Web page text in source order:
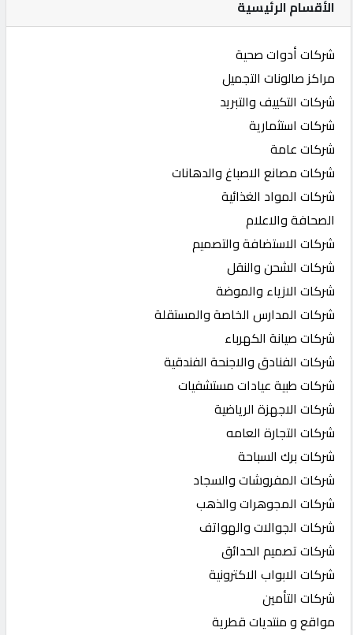
الأقسام الرئيسية
شركات أدوات صحية
مراكز صالونات التجميل
شركات التكييف والتبريد
شركات استثمارية
شركات عامة
شركات مصانع الاصباغ والدهانات
شركات المواد الغذائية
الصحافة والاعلام
شركات الاستضافة والتصميم
شركات الشحن والنقل
شركات الازياء والموضة
شركات المدارس الخاصة والمستقلة
شركات صيانة الكهرباء
شركات الفنادق والاجنحة الفندقية
شركات طبية عيادات مستشفيات
شركات الاجهزة الرياضية
شركات التجارة العامه
شركات برك السباحة
شركات المفروشات والسجاد
شركات المجوهرات والذهب
شركات الجوالات والهواتف
شركات تصميم الحدائق
شركات الابواب الاكترونية
شركات التأمين
مواقع و منتديات قطرية